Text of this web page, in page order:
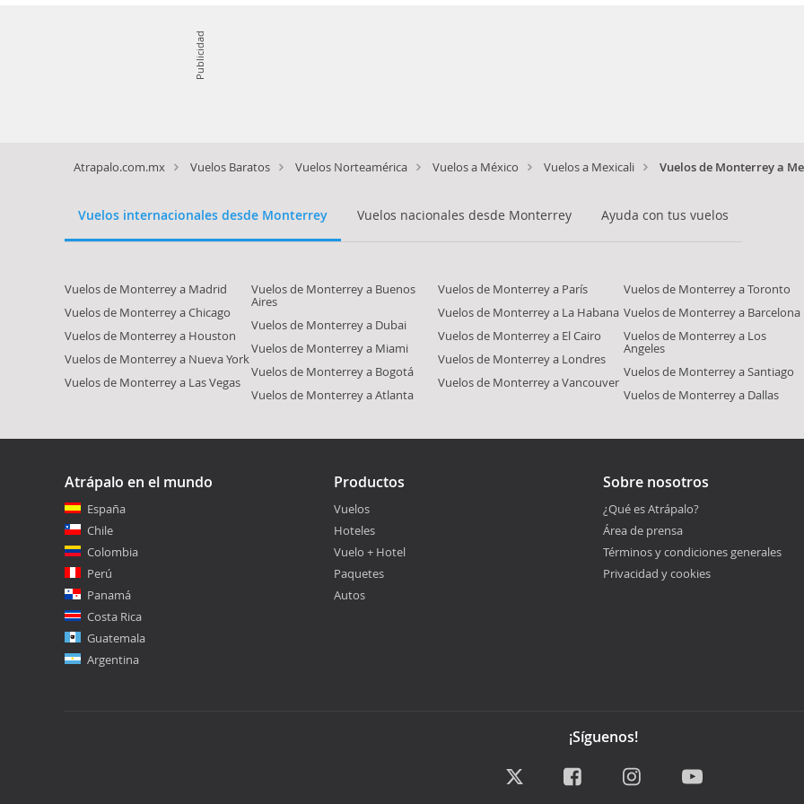
Publicidad
Atrapalo.com.mx Vuelos Baratos Vuelos Norteamérica Vuelos a México Vuelos a Mexicali Vuelos de Monterrey a
Vuelos internacionales desde Monterrey Vuelos nacionales desde Monterrey Ayuda con tus vuelos
Vuelos de Monterrey a Madrid
Vuelos de Monterrey a Chicago
Vuelos de Monterrey a Houston
Vuelos de Monterrey a Nueva York
Vuelos de Monterrey a Las Vegas
Vuelos de Monterrey a Buenos
Aires
Vuelos de Monterrey a Dubai
Vuelos de Monterrey a Miami
Vuelos de Monterrey a Bogotá
Vuelos de Monterrey a Atlanta
Vuelos de Monterrey a París
Vuelos de Monterrey a La Habana
Vuelos de Monterrey a El Cairo
Vuelos de Monterrey a Londres
Vuelos de Monterrey a Vancouver
Vuelos de Monterrey a Toronto
Vuelos de Monterrey a Barcelona
Vuelos de Monterrey a Los
Angeles
Vuelos de Monterrey a Santiago
Vuelos de Monterrey a Dallas
Atrápalo en el mundo
España
Chile
Colombia
Perú
Panamá
Costa Rica
Guatemala
Argentina
Productos
Vuelos
Hoteles
Vuelo + Hotel
Paquetes
Autos
Sobre nosotros
¿Qué es Atrápalo?
Área de prensa
Términos y condiciones generales
Privacidad y cookies
¡Síguenos!